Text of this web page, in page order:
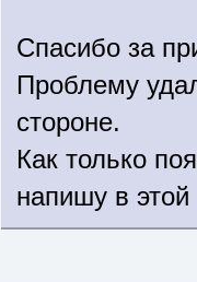
Спасибо за
Проблему
стороне.
Как только
напишу в